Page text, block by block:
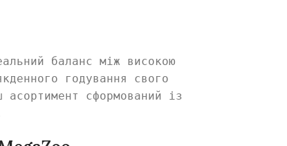
баланс між високою
годування свого
сформований із